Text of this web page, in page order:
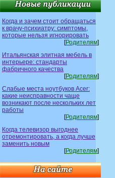
Когда и зачем стоит обращаться
к врачу-психиатру: симптомы,
которые нельзя игнорировать
[Родителям]
Итальянская элитная мебель в
интерьере: стандарты
фабричного качества
[Родителям]
Слабые места ноутбуков Acer:
какие неисправности чаще
возникают после нескольких лет
работы
[Родителям]
Когда телевизор выгоднее
отремонтировать, а когда лучше
заменить новым
[Родителям]